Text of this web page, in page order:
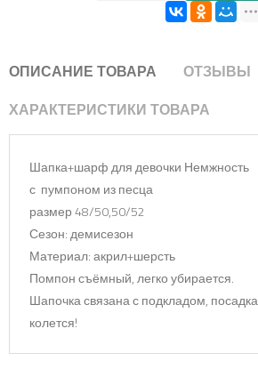
ОПИСАНИЕ ТОВАРА
ОТЗЫВЫ
ХАРАКТЕРИСТИКИ ТОВАРА
Шапка+шарф для девочки Немжность
с пумпоном из песца
размер 48/50,50/52
Сезон: демисезон
Материал: акрил+шерсть
Помпон съёмный, легко убирается.
Шапочка связана с подкладом,
колется!